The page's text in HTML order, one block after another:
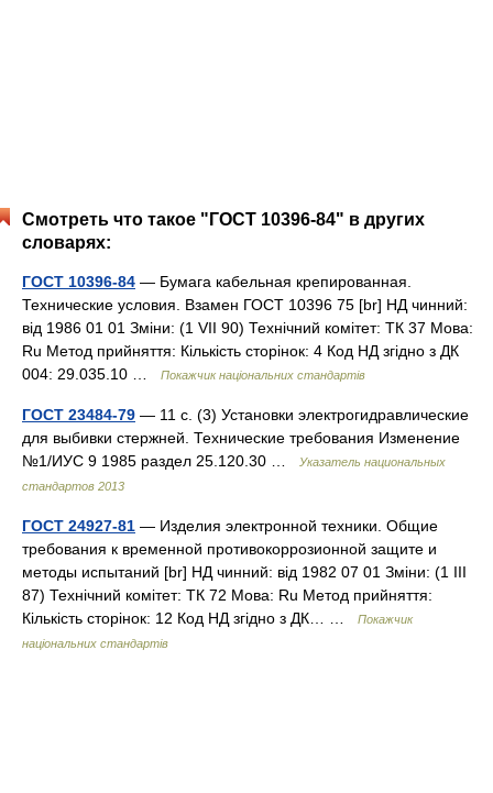
Смотреть что такое "ГОСТ 10396-84" в других
словарях:
ГОСТ 10396-84 — Бумага кабельная крепированная.
Технические условия. Взамен ГОСТ 10396 75 [br] НД чинний:
від 1986 01 01 Зміни: (1 VII 90) Технічний комітет: ТК 37 Мова:
Ru Метод прийняття: Кількість сторінок: 4 Код НД згідно з ДК
004: 29.035.10 …
Покажчик національних стандартів
ГОСТ 23484-79 — 11 с. (3) Установки электрогидравлические
для выбивки стержней. Технические требования Изменение
№1/ИУС 9 1985 раздел 25.120.30 …
Указатель национальных
стандартов 2013
ГОСТ 24927-81 — Изделия электронной техники. Общие
требования к временной противокоррозионной защите и
методы испытаний [br] НД чинний: від 1982 07 01 Зміни: (1 III
87) Технічний комітет: ТК 72 Мова: Ru Метод прийняття:
Кількість сторінок: 12 Код НД згідно з ДК… …
Покажчик
національних стандартів